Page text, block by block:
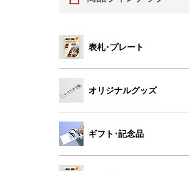
表札･プレート
オリジナルグッズ
ギフト･記念品